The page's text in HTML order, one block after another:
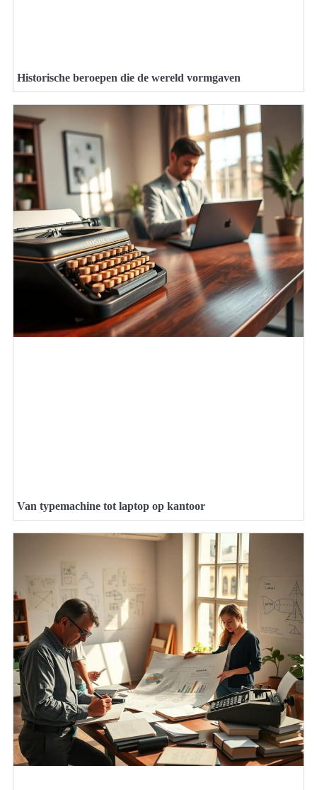
Historische beroepen die de wereld vormgaven
Van typemachine tot laptop op kantoor